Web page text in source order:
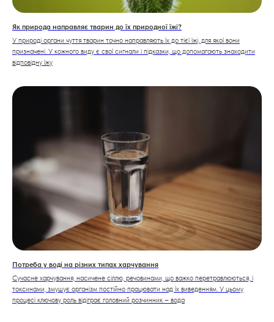
Як природа направляє тварин до їх природної їжі?
У природі органи чуття тварин точно направляють їх до тієї їжі, для якої вони
призначені. У кожного виду є свої сигнали і підказки, що допомагають знаходити
відповідну їжу
Потреба у воді на різних типах харчування
Сучасне харчування, насичене сіллю, речовинами, що важко перетравлюються, і
токсинами, змушує організм постійно працювати над їх виведенням. У цьому
процесі ключову роль відіграє головний розчинник – вода